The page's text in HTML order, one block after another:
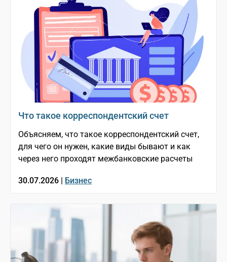
Что такое корреспондентский счет
Объясняем, что такое корреспондентский счет,
для чего он нужен, какие виды бывают и как
через него проходят межбанковские расчеты
30.07.2026 | Бизнес